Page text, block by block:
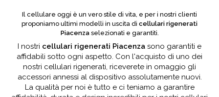
Il cellulare oggi è un vero stile di vita, e per i nostri clienti
proponiamo ultimi modelli in uscita di cellulari rigenerati
Piacenzaselezionati e garantiti.
I nostri cellulari rigenerati Piacenza sono garantiti e
affidabili sotto ogni aspetto. Con l'acquisto di uno dei
nostri cellulari rigenerati, riceverete in omaggio gli
accessori annessi al dispositivo assolutamente nuovi.
La qualità per noi è tutto e ci teniamo a garantire